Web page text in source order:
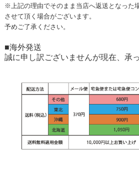
※上記の理由でそのまま当店へ返送となった
させて頂く場合がございます。
予めご了承ください。
■海外発送
誠に申し訳ございませんが現在、承